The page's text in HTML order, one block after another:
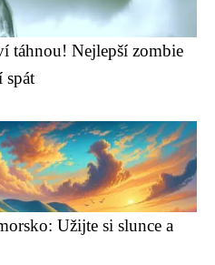
táhnou! Nejlepší zombie
spát
Užijte si slunce a